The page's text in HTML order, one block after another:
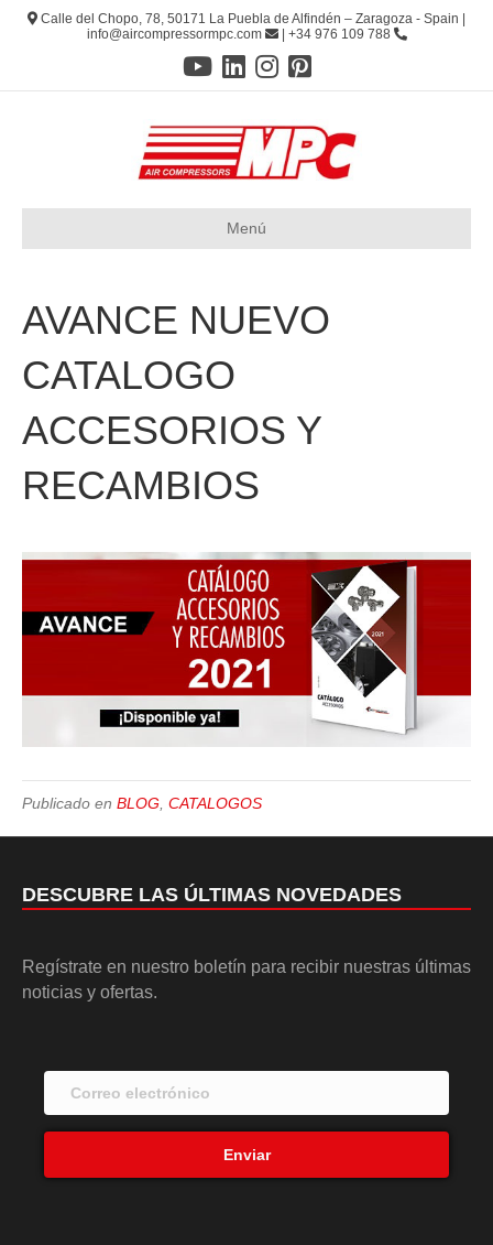
Calle del Chopo, 78, 50171 La Puebla de Alfindén – Zaragoza - Spain |
info@aircompressormpc.com
| +34 976 109 788
Menú
AVANCE NUEVO
CATALOGO
ACCESORIOS Y
RECAMBIOS
Publicado en BLOG, CATALOGOS
DESCUBRE LAS ÚLTIMAS NOVEDADES
Regístrate en nuestro boletín para recibir nuestras últimas
noticias y ofertas.
Enviar